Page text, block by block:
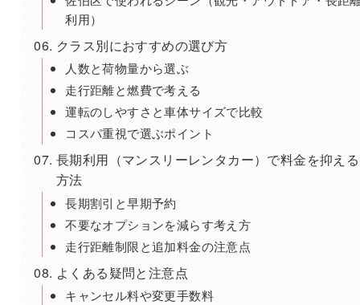
利用）
クラス別におすすめの選び方
人数と荷物量から選ぶ
走行距離と燃費で考える
運転のしやすさと車体サイズで比較
コスパ重視で選ぶポイント
長期利用（マンスリーレンタカー）で料金を抑える
方法
長期割引と早期予約
不要なオプションを減らす考え方
走行距離制限と追加料金の注意点
よくある疑問と注意点
キャンセル料や変更手数料